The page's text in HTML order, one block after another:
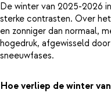
De winter van 2025-2026
sterke contrasten. Over
en zonniger dan normaal,
hogedruk, afgewisseld
sneeuwfases.
Hoe verliep de winter